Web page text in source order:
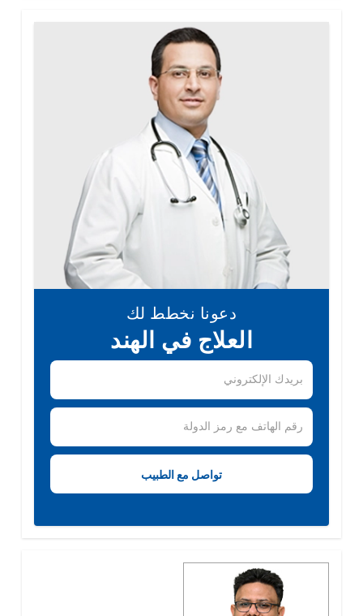
دعونا نخطط لك
العلاج في الهند